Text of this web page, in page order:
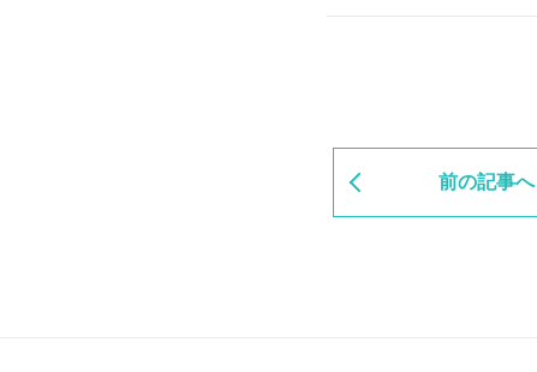
前の記事へ